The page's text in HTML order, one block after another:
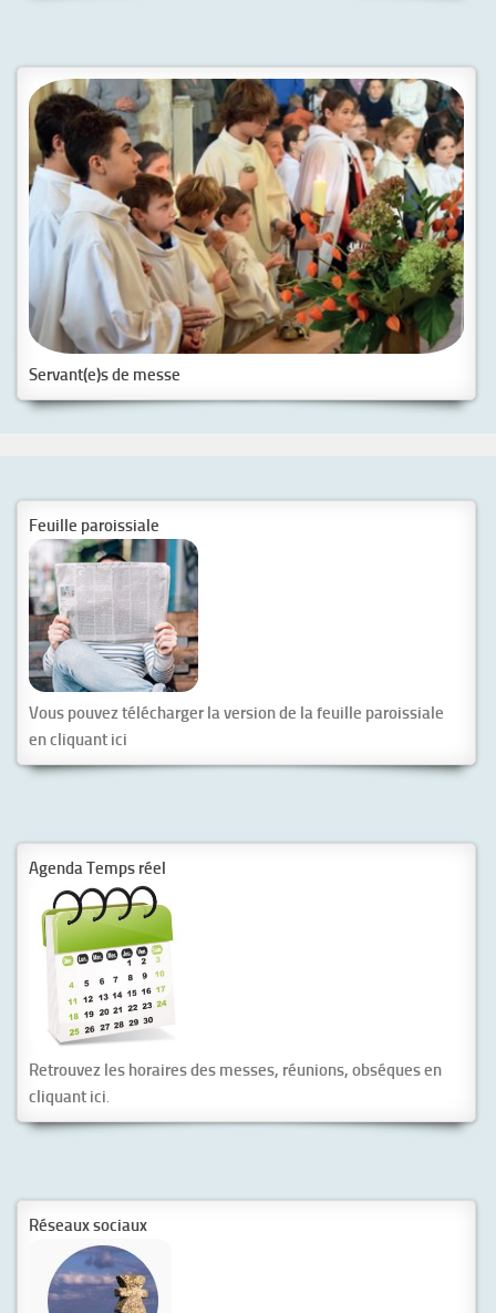
Servant(e)s de messe
Feuille paroissiale
Vous pouvez télécharger la version de la feuille paroissiale
en cliquant ici
Agenda Temps réel
Retrouvez les horaires des messes, réunions, obséques en
cliquant ici.
Réseaux sociaux